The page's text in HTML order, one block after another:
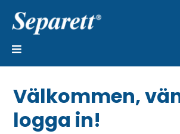
Välkommen,
logga in!